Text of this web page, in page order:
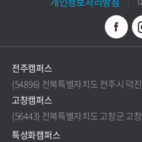
전주캠퍼스
(54896) 전북특별자치도 전주시 덕
고창캠퍼스
(56443) 전북특별자치도 고창군 고
특성화캠퍼스